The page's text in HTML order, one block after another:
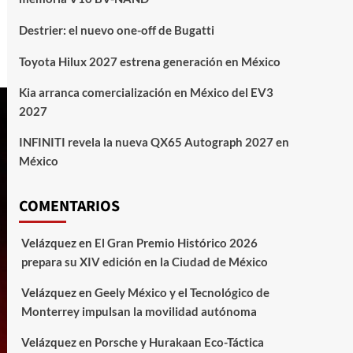
Destrier: el nuevo one-off de Bugatti
Toyota Hilux 2027 estrena generación en México
Kia arranca comercialización en México del EV3
2027
INFINITI revela la nueva QX65 Autograph 2027 en
México
COMENTARIOS
Velázquezen El Gran Premio Histórico 2026
prepara su XIV edición en la Ciudad de México
Velázquezen Geely México y el Tecnológico de
Monterrey impulsan la movilidad autónoma
Velázquezen Porsche y Hurakaan Eco-Táctica